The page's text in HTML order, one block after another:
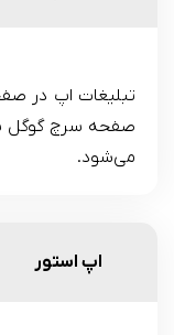
تبلیغات اپ در
صفحه سرچ گوگل
می‌شود.
اپ استور